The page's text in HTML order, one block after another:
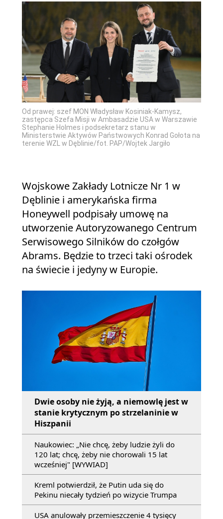
Od prawej: szef MON Władysław Kosiniak-Kamysz,
zastępca Szefa Misji w Ambasadzie USA w Warszawie
Stephanie Holmes i podsekretarz stanu w
Ministerstwie Aktywów Państwowych Konrad Gołota na
terenie WZL w Dęblinie/fot. PAP/Wojtek Jargiło
Wojskowe Zakłady Lotnicze Nr 1 w
Dęblinie i amerykańska firma
Honeywell podpisały umowę na
utworzenie Autoryzowanego Centrum
Serwisowego Silników do czołgów
Abrams. Będzie to trzeci taki ośrodek
na świecie i jedyny w Europie.
Dwie osoby nie żyją, a niemowlę jest w
stanie krytycznym po strzelaninie w
Hiszpanii
Naukowiec: „Nie chcę, żeby ludzie żyli do
120 lat; chcę, żeby nie chorowali 15 lat
wcześniej" [WYWIAD]
Kreml potwierdził, że Putin uda się do
Pekinu niecały tydzień po wizycie Trumpa
USA anulowały przemieszczenie 4 tysięcy